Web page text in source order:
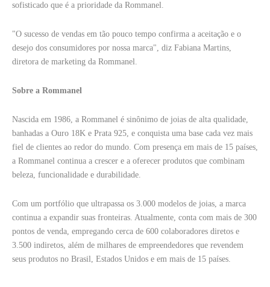
sofisticado que é a prioridade da Rommanel.
"O sucesso de vendas em tão pouco tempo confirma a aceitação e o
desejo dos consumidores por nossa marca", diz Fabiana Martins,
diretora de marketing da Rommanel.
Sobre a Rommanel
Nascida em 1986, a Rommanel é sinônimo de joias de alta qualidade,
banhadas a Ouro 18K e Prata 925, e conquista uma base cada vez mais
fiel de clientes ao redor do mundo. Com presença em mais de 15 países,
a Rommanel continua a crescer e a oferecer produtos que combinam
beleza, funcionalidade e durabilidade.
Com um portfólio que ultrapassa os 3.000 modelos de joias, a marca
continua a expandir suas fronteiras. Atualmente, conta com mais de 300
pontos de venda, empregando cerca de 600 colaboradores diretos e
3.500 indiretos, além de milhares de empreendedores que revendem
seus produtos no Brasil, Estados Unidos e em mais de 15 países.